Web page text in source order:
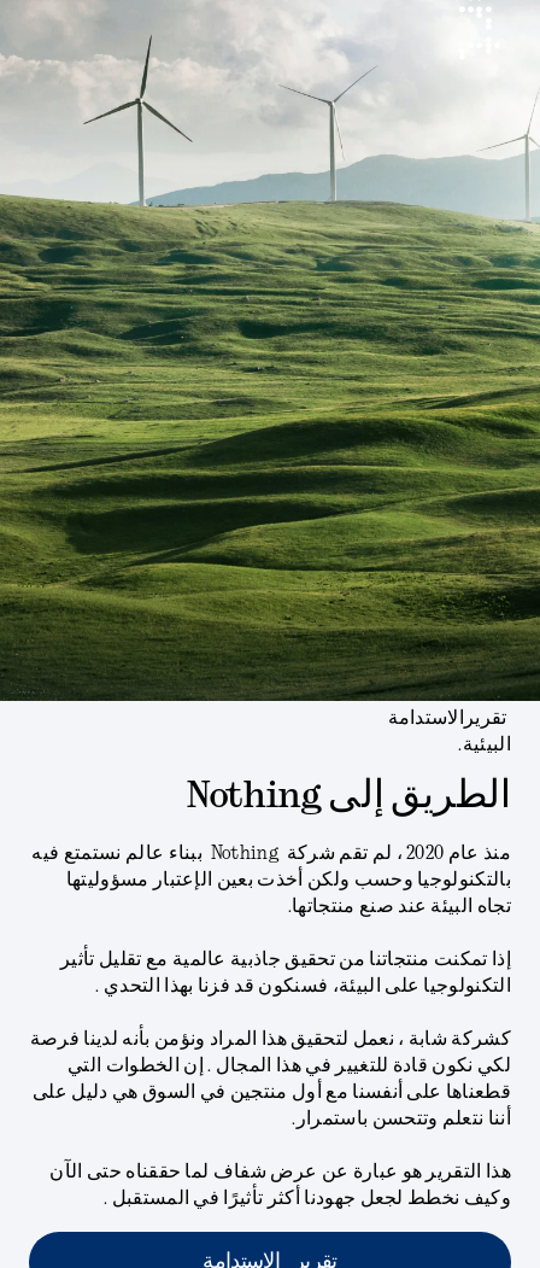
تقريرالاستدامة
البيئية.
الطريق إلى Nothing
منذ عام 2020 ، لم تقم شركة Nothing ببناء عالم نستمتع فيه
بالتكنولوجيا وحسب ولكن أخذت بعين الإعتبار مسؤوليتها
تجاه البيئة عند صنع منتجاتها.
إذا تمكنت منتجاتنا من تحقيق جاذبية عالمية مع تقليل تأثير
التكنولوجيا على البيئة، فسنكون قد فزنا بهذا التحدي .
كشركة شابة ، نعمل لتحقيق هذا المراد ونؤمن بأنه لدينا فرصة
لكي نكون قادة للتغيير في هذا المجال . إن الخطوات التي
قطعناها على أنفسنا مع أول منتجين في السوق هي دليل على
أننا نتعلم وتتحسن باستمرار.
هذا التقرير هو عبارة عن عرض شفاف لما حققناه حتى الآن
وكيف نخطط لجعل جهودنا أكثر تأثيرًا في المستقبل .
تقرير الاستدامة